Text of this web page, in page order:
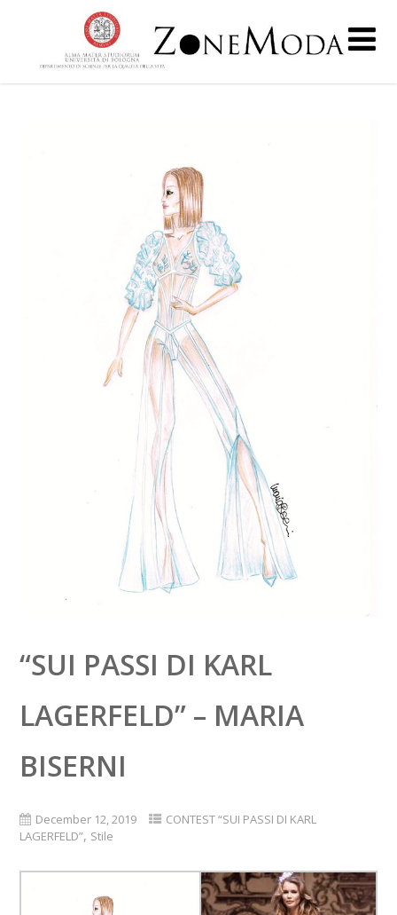
“SUI PASSI DI KARL
LAGERFELD” – MARIA
BISERNI
December 12, 2019
CONTEST “SUI PASSI DI KARL
LAGERFELD”, Stile